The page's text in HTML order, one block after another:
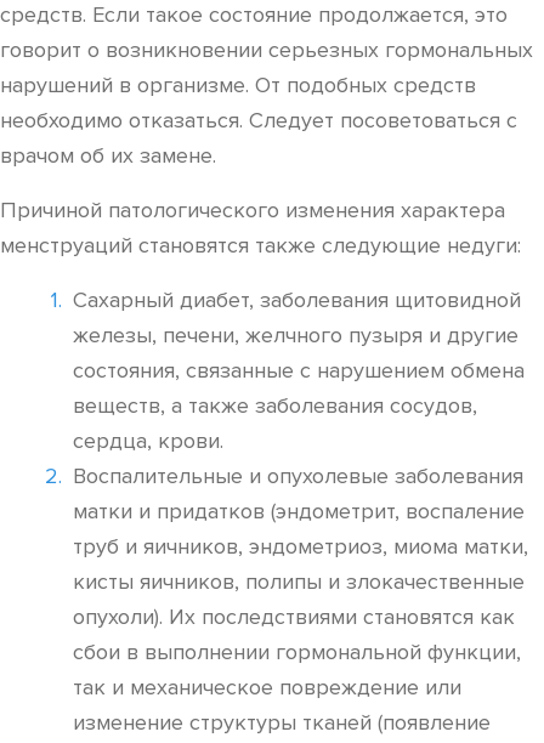
средств. Если такое состояние продолжается, это
говорит о возникновении серьезных гормональных
нарушений в организме. От подобных средств
необходимо отказаться. Следует посоветоваться с
врачом об их замене.
Причиной патологического изменения характера
менструаций становятся также следующие недуги:
Сахарный диабет, заболевания щитовидной
железы, печени, желчного пузыря и другие
состояния, связанные с нарушением обмена
веществ, а также заболевания сосудов,
сердца, крови.
Воспалительные и опухолевые заболевания
матки и придатков (эндометрит, воспаление
труб и яичников, эндометриоз, миома матки,
кисты яичников, полипы и злокачественные
опухоли). Их последствиями становятся как
сбои в выполнении гормональной функции,
так и механическое повреждение или
изменение структуры тканей (появление